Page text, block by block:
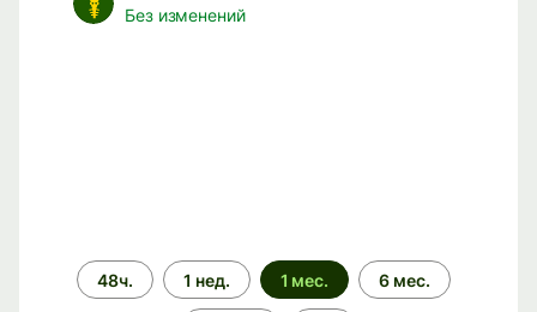
Без изменений
Период
времени
48ч. 1 нед. 1 мес. 6 мес.